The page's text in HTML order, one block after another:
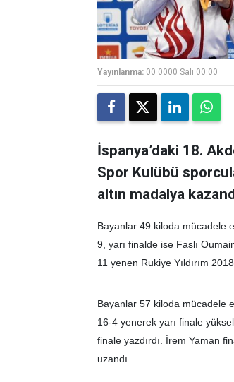
Yayınlanma: 00 0000 Salı 00:00
İspanya’daki 18.
Spor Kulübü
altın madalya
Bayanlar 49 kiloda mücadele
9, yarı finalde ise Faslı
11 yenen Rukiye Yıldırım
Bayanlar 57 kiloda mücadele
16-4 yenerek yarı finale
finale yazdırdı. İrem Yaman
uzandı.